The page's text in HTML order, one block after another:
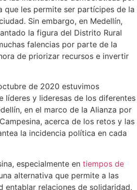
que les permite ser partícipes de la
Sin embargo, en Medellín,
la figura del Distrito Rural
falencias por parte de la
de priorizar recursos e invertir
de 2020 estuvimos
líderes y lideresas de los diferentes
en el marco de la Alianza por
acerca de los retos y las
la incidencia política en cada
especialmente en tiempos de
alternativa que permite a las
entablar relaciones de solidaridad,